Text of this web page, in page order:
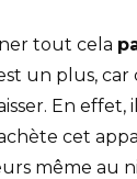
tout cela
un plus, car
En
cet
même au